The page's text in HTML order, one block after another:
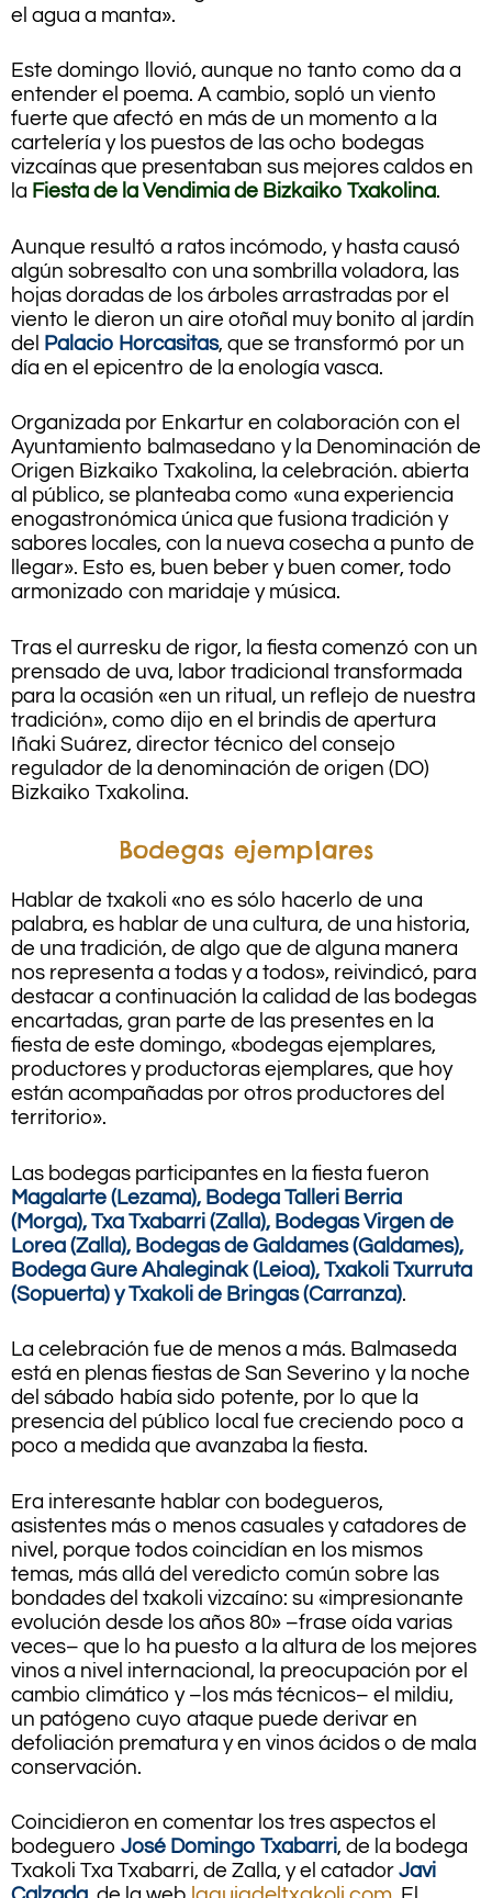
el agua a manta».
Este domingo llovió, aunque no tanto como da a
entender el poema. A cambio, sopló un viento
fuerte que afectó en más de un momento a la
cartelería y los puestos de las ocho bodegas
vizcaínas que presentaban sus mejores caldos en
la Fiesta de la Vendimia de Bizkaiko Txakolina.
Aunque resultó a ratos incómodo, y hasta causó
algún sobresalto con una sombrilla voladora, las
hojas doradas de los árboles arrastradas por el
viento le dieron un aire otoñal muy bonito al jardín
del Palacio Horcasitas, que se transformó por un
día en el epicentro de la enología vasca.
Organizada por Enkartur en colaboración con el
Ayuntamiento balmasedano y la Denominación de
Origen Bizkaiko Txakolina, la celebración. abierta
al público, se planteaba como «una experiencia
enogastronómica única que fusiona tradición y
sabores locales, con la nueva cosecha a punto de
llegar». Esto es, buen beber y buen comer, todo
armonizado con maridaje y música.
Tras el aurresku de rigor, la fiesta comenzó con un
prensado de uva, labor tradicional transformada
para la ocasión «en un ritual, un reflejo de nuestra
tradición», como dijo en el brindis de apertura
Iñaki Suárez, director técnico del consejo
regulador de la denominación de origen (DO)
Bizkaiko Txakolina.
Bodegas ejemplares
Hablar de txakoli «no es sólo hacerlo de una
palabra, es hablar de una cultura, de una historia,
de una tradición, de algo que de alguna manera
nos representa a todas y a todos», reivindicó, para
destacar a continuación la calidad de las bodegas
encartadas, gran parte de las presentes en la
fiesta de este domingo, «bodegas ejemplares,
productores y productoras ejemplares, que hoy
están acompañadas por otros productores del
territorio».
Las bodegas participantes en la fiesta fueron
Magalarte (Lezama), Bodega Talleri Berria
(Morga), Txa Txabarri (Zalla), Bodegas Virgen de
Lorea (Zalla), Bodegas de Galdames (Galdames),
Bodega Gure Ahaleginak (Leioa), Txakoli Txurruta
(Sopuerta) y Txakoli de Bringas (Carranza).
La celebración fue de menos a más. Balmaseda
está en plenas fiestas de San Severino y la noche
del sábado había sido potente, por lo que la
presencia del público local fue creciendo poco a
poco a medida que avanzaba la fiesta.
Era interesante hablar con bodegueros,
asistentes más o menos casuales y catadores de
nivel, porque todos coincidían en los mismos
temas, más allá del veredicto común sobre las
bondades del txakoli vizcaíno: su «impresionante
evolución desde los años 80» –frase oída varias
veces– que lo ha puesto a la altura de los mejores
vinos a nivel internacional, la preocupación por el
cambio climático y –los más técnicos– el mildiu,
un patógeno cuyo ataque puede derivar en
defoliación prematura y en vinos ácidos o de mala
conservación.
Coincidieron en comentar los tres aspectos el
bodeguero José Domingo Txabarri, de la bodega
Txakoli Txa Txabarri, de Zalla, y el catador Javi